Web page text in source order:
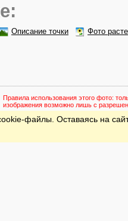
Описание точки
Фото
Правила использования этого фото:
изображения возможно лишь с
файлы. Оставаясь на